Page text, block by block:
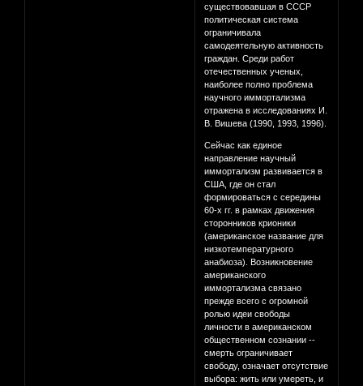
существовавшая в СССР
политическая система
ограничивала
самодеятельную активность
граждан. Среди работ
отечественных ученых,
наиболее полно проблема
научного иммортализма
отражена в исследованиях И.
В. Вишева (1990, 1993, 1996).
Сейчас как единое
направление научный
иммортализм развивается в
США, где он стал
формироваться с середины
60-х гг. в рамках движения
сторонников крионики
(американское название для
низкотемпературного
анабиоза). Возникновение
американского
иммортализма связано
прежде всего с огромной
ролью идеи свободы
личности в американском
общественном сознании --
смерть ограничивает
свободу, означает отсутствие
выбора: жить или умереть, и